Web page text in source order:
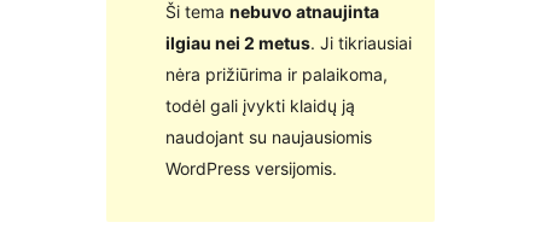
Ši tema nebuvo atnaujinta
ilgiau nei 2 metus. Ji tikriausiai
nėra prižiūrima ir palaikoma,
todėl gali įvykti klaidų ją
naudojant su naujausiomis
WordPress versijomis.